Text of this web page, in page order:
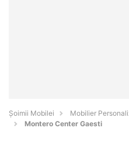
Șoimii Mobilei
Mobilier
Montero Center Gaesti